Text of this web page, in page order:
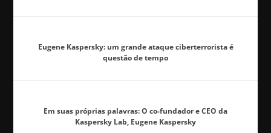
Eugene Kaspersky: um grande ataque ciberterrorista é
questão de tempo
Em suas próprias palavras: O co-fundador e CEO da
Kaspersky Lab, Eugene Kaspersky